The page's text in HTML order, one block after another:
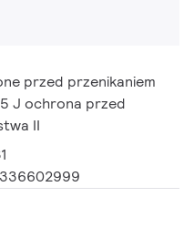
przed przenikaniem
J ochrona przed
II